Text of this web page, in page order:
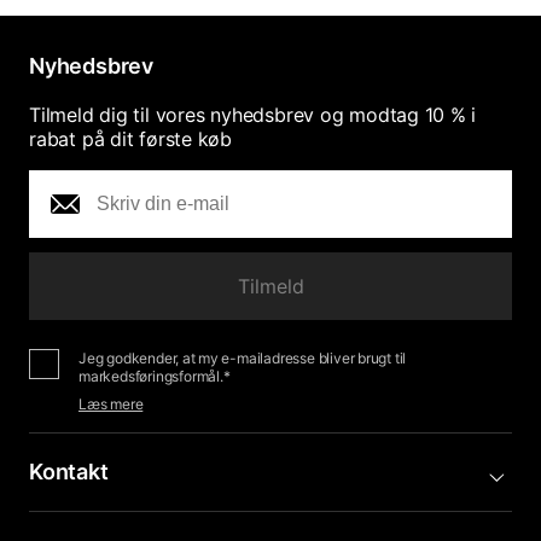
Nyhedsbrev
Tilmeld dig til vores nyhedsbrev og modtag 10 % i
rabat på dit første køb
Tilmeld
Jeg godkender, at my e-mailadresse bliver brugt til
markedsføringsformål.*
Læs mere
Kontakt